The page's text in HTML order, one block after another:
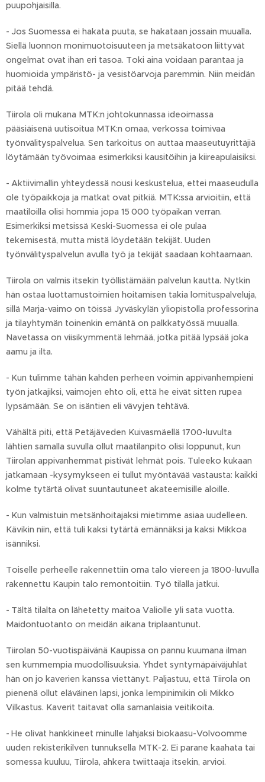
puupohjaisilla.
- Jos Suomessa ei hakata puuta, se hakataan jossain muualla.
Siellä luonnon monimuotoisuuteen ja metsäkatoon liittyvät
ongelmat ovat ihan eri tasoa. Toki aina voidaan parantaa ja
huomioida ympäristö- ja vesistöarvoja paremmin. Niin meidän
pitää tehdä.
Tiirola oli mukana MTK:n johtokunnassa ideoimassa
pääsiäisenä uutisoitua MTK:n omaa, verkossa toimivaa
työnvälityspalvelua. Sen tarkoitus on auttaa maaseutuyrittäjiä
löytämään työvoimaa esimerkiksi kausitöihin ja kiireapulaisiksi.
- Aktiivimallin yhteydessä nousi keskustelua, ettei maaseudulla
ole työpaikkoja ja matkat ovat pitkiä. MTK:ssa arvioitiin, että
maatiloilla olisi hommia jopa 15 000 työpaikan verran.
Esimerkiksi metsissä Keski-Suomessa ei ole pulaa
tekemisestä, mutta mistä löydetään tekijät. Uuden
työnvälityspalvelun avulla työ ja tekijät saadaan kohtaamaan.
Tiirola on valmis itsekin työllistämään palvelun kautta. Nytkin
hän ostaa luottamustoimien hoitamisen takia lomituspalveluja,
sillä Marja-vaimo on töissä Jyväskylän yliopistolla professorina
ja tilayhtymän toinenkin emäntä on palkkatyössä muualla.
Navetassa on viisikymmentä lehmää, jotka pitää lypsää joka
aamu ja ilta.
- Kun tulimme tähän kahden perheen voimin appivanhempieni
työn jatkajiksi, vaimojen ehto oli, että he eivät sitten rupea
lypsämään. Se on isäntien eli vävyjen tehtävä.
Vähältä piti, että Petäjäveden Kuivasmäellä 1700-luvulta
lähtien samalla suvulla ollut maatilanpito olisi loppunut, kun
Tiirolan appivanhemmat pistivät lehmät pois. Tuleeko kukaan
jatkamaan -kysymykseen ei tullut myöntävää vastausta: kaikki
kolme tytärtä olivat suuntautuneet akateemisille aloille.
- Kun valmistuin metsänhoitajaksi mietimme asiaa uudelleen.
Kävikin niin, että tuli kaksi tytärtä emännäksi ja kaksi Mikkoa
isänniksi.
Toiselle perheelle rakennettiin oma talo viereen ja 1800-luvulla
rakennettu Kaupin talo remontoitiin. Työ tilalla jatkui.
- Tältä tilalta on lähetetty maitoa Valiolle yli sata vuotta.
Maidontuotanto on meidän aikana triplaantunut.
Tiirolan 50-vuotispäivänä Kaupissa on pannu kuumana ilman
sen kummempia muodollisuuksia. Yhdet syntymäpäiväjuhlat
hän on jo kaverien kanssa viettänyt. Paljastuu, että Tiirola on
pienenä ollut eläväinen lapsi, jonka lempinimikin oli Mikko
Vilkastus. Kaverit taitavat olla samanlaisia veitikoita.
- He olivat hankkineet minulle lahjaksi biokaasu-Volvoomme
uuden rekisterikilven tunnuksella MTK-2. Ei parane kaahata tai
somessa kuuluu, Tiirola, ahkera twiittaaja itsekin, arvioi.